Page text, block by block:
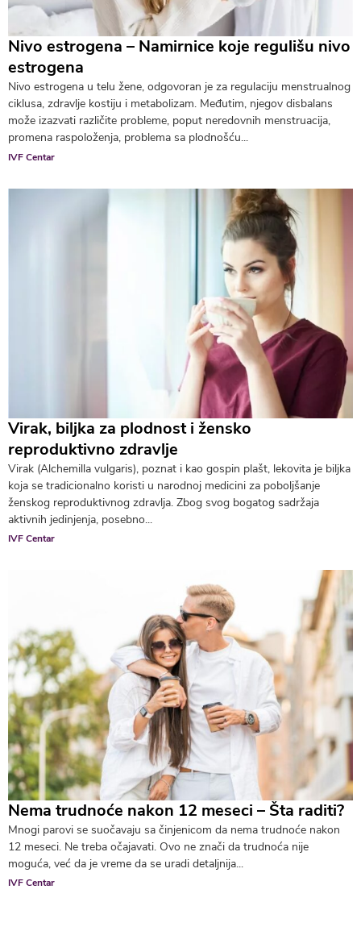
Nivo estrogena – Namirnice koje regulišu nivo
estrogena
Nivo estrogena u telu žene, odgovoran je za regulaciju menstrualnog
ciklusa, zdravlje kostiju i metabolizam. Međutim, njegov disbalans
može izazvati različite probleme, poput neredovnih menstruacija,
promena raspoloženja, problema sa plodnošću...
IVF Centar
Virak, biljka za plodnost i žensko
reproduktivno zdravlje
Virak (Alchemilla vulgaris), poznat i kao gospin plašt, lekovita je biljka
koja se tradicionalno koristi u narodnoj medicini za poboljšanje
ženskog reproduktivnog zdravlja. Zbog svog bogatog sadržaja
aktivnih jedinjenja, posebno...
IVF Centar
Nema trudnoće nakon 12 meseci – Šta raditi?
Mnogi parovi se suočavaju sa činjenicom da nema trudnoće nakon
12 meseci. Ne treba očajavati. Ovo ne znači da trudnoća nije
moguća, već da je vreme da se uradi detaljnija...
IVF Centar